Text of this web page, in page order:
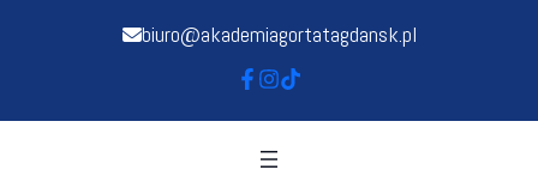
biuro@akademiagortatagdansk.pl